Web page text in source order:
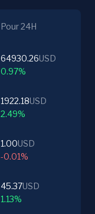
Pour 24H
64930.26USD
0.97%
1922.18USD
2.49%
1.00USD
-0.01%
45.37USD
1.13%